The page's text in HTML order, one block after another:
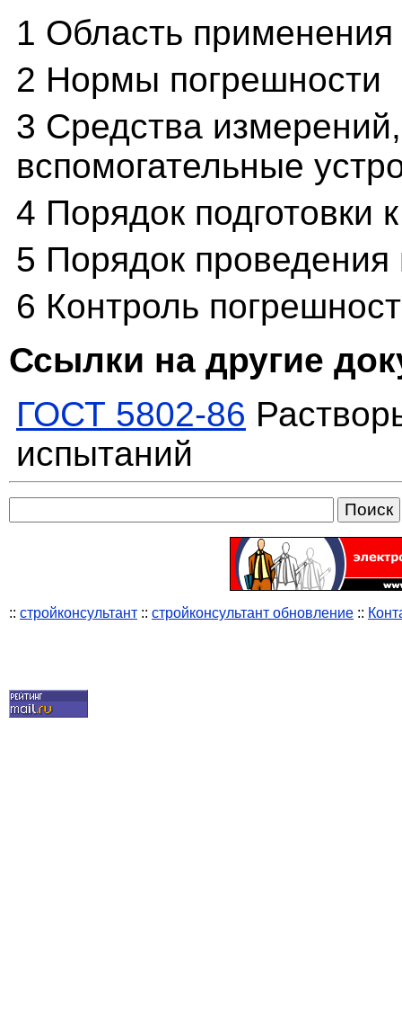
1 Область применения
2 Нормы погрешности
3 Средства
вспомогательные
4 Порядок подготовки
5 Порядок
6 Контроль
Ссылки на другие
ГОСТ 5802-86
испытаний
:: стройконсультант :: стройконсультант обновление ::